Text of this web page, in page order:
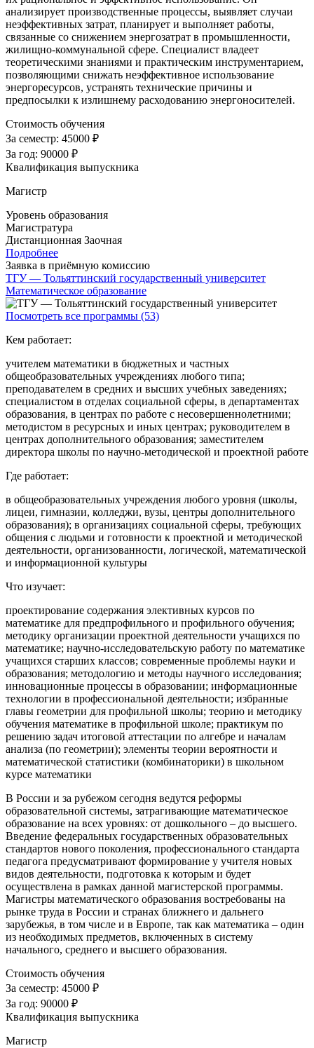
анализирует производственные процессы, выявляет случаи
неэффективных затрат, планирует и выполняет работы,
связанные со снижением энергозатрат в промышленности,
жилищно-коммунальной сфере. Специалист владеет
теоретическими знаниями и практическим инструментарием,
позволяющими снижать неэффективное использование
энергоресурсов, устранять технические причины и
предпосылки к излишнему расходованию энергоносителей.
Стоимость обучения
За семестр: 45000 ₽
За год: 90000 ₽
Квалификация выпускника
Магистр
Уровень образования
Магистратура
Дистанционная Заочная
Подробнее
Заявка в приёмную комиссию
ТГУ — Тольяттинский государственный университет
Математическое образование
Посмотреть все программы (53)
Кем работает:
учителем математики в бюджетных и частных
общеобразовательных учреждениях любого типа;
преподавателем в средних и высших учебных заведениях;
специалистом в отделах социальной сферы, в департаментах
образования, в центрах по работе с несовершеннолетними;
методистом в ресурсных и иных центрах; руководителем в
центрах дополнительного образования; заместителем
директора школы по научно-методической и проектной работе
Где работает:
в общеобразовательных учреждения любого уровня (школы,
лицеи, гимназии, колледжи, вузы, центры дополнительного
образования); в организациях социальной сферы, требующих
общения с людьми и готовности к проектной и методической
деятельности, организованности, логической, математической
и информационной культуры
Что изучает:
проектирование содержания элективных курсов по
математике для предпрофильного и профильного обучения;
методику организации проектной деятельности учащихся по
математике; научно-исследовательскую работу по математике
учащихся старших классов; современные проблемы науки и
образования; методологию и методы научного исследования;
инновационные процессы в образовании; информационные
технологии в профессиональной деятельности; избранные
главы геометрии для профильной школы; теорию и методику
обучения математике в профильной школе; практикум по
решению задач итоговой аттестации по алгебре и началам
анализа (по геометрии); элементы теории вероятности и
математической статистики (комбинаторики) в школьном
курсе математики
В России и за рубежом сегодня ведутся реформы
образовательной системы, затрагивающие математическое
образование на всех уровнях: от дошкольного – до высшего.
Введение федеральных государственных образовательных
стандартов нового поколения, профессионального стандарта
педагога предусматривают формирование у учителя новых
видов деятельности, подготовка к которым и будет
осуществлена в рамках данной магистерской программы.
Магистры математического образования востребованы на
рынке труда в России и странах ближнего и дальнего
зарубежья, в том числе и в Европе, так как математика – один
из необходимых предметов, включенных в систему
начального, среднего и высшего образования.
Стоимость обучения
За семестр: 45000 ₽
За год: 90000 ₽
Квалификация выпускника
Магистр